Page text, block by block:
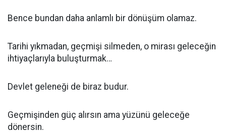
Bence bundan daha anlamlı bir dönüşüm olamaz.
Tarihi yıkmadan, geçmişi silmeden, o mirası geleceğin
ihtiyaçlarıyla buluşturmak…
Devlet geleneği de biraz budur.
Geçmişinden güç alırsın ama yüzünü geleceğe
dönersin.